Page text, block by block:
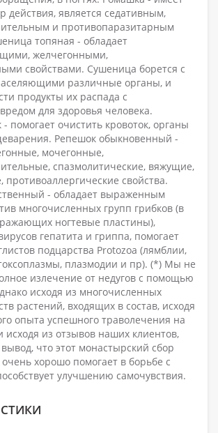
действия, является седативным,
и противопаразитарным
топяная - обладает
желчегонными,
свойствами. Сушеница борется с
различные органы, и
продукты их распада с
для здоровья человека.
помогает очистить кровоток, органы
Репешок обыкновенный -
мочегонные,
спазмолитические, вяжущие,
свойства.
- обладает выраженным
многочисленных групп грибков (в
ногтевые пластины),
гепатита и гриппа, помогает
подцарства Protozoa (лямблии,
плазмодии и пр). (*) Мы не
излечение от недугов с помощью
исходя из многочисленных
растений, входящих в состав, исходя
опыта успешного траволечения на
исходя из отзывов наших клиентов,
что этот монастырский сбор
хорошо помогает в борьбе с
улучшению самочувствия.